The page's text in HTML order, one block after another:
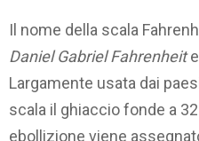
Il nome della scala
Daniel Gabriel Fahrenheite
Largamente usata dai
scala il ghiaccio fonde a
ebollizione viene